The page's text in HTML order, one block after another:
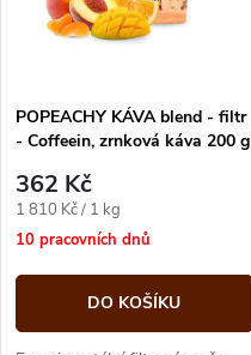
p
r
o
d
s
p
r
o
POPEACHY KÁVA blend - filtr
- Coffeein, zrnková káva 200 g
362 Kč
Měrná
cena:
1 810 Kč / 1 kg
10 pracovních dnů
DO KOŠÍKU